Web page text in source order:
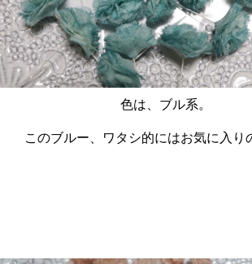
色は、ブル系。
このブルー、ワタシ的にはお気に入り